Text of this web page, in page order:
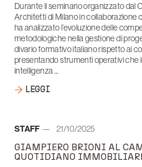
Durante il seminario organizzato dal
Architetti di Milano in collaborazione
ha analizzato l’evoluzione delle
metodologiche nella gestione di
divario formativo italiano rispetto ai
presentando strumenti operativi che
intelligenza ...
LEGGI
Autore:
STAFF
21/10/2025
GIAMPIERO BRIONI AL
QUOTIDIANO